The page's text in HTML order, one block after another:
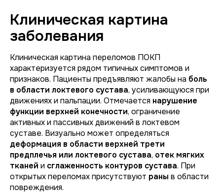
Клиническая картина
заболевания
Клиническая картина переломов ПОКП
характеризуется рядом типичных симптомов и
признаков. Пациенты предъявляют жалобы на боль
в области локтевого сустава, усиливающуюся при
движениях и пальпации. Отмечается нарушение
функции верхней конечности, ограничение
активных и пассивных движений в локтевом
суставе. Визуально может определяться
деформация в области верхней трети
предплечья или локтевого сустава, отек мягких
тканей и сглаженность контуров сустава. При
открытых переломах присутствуют раны в области
повреждения.